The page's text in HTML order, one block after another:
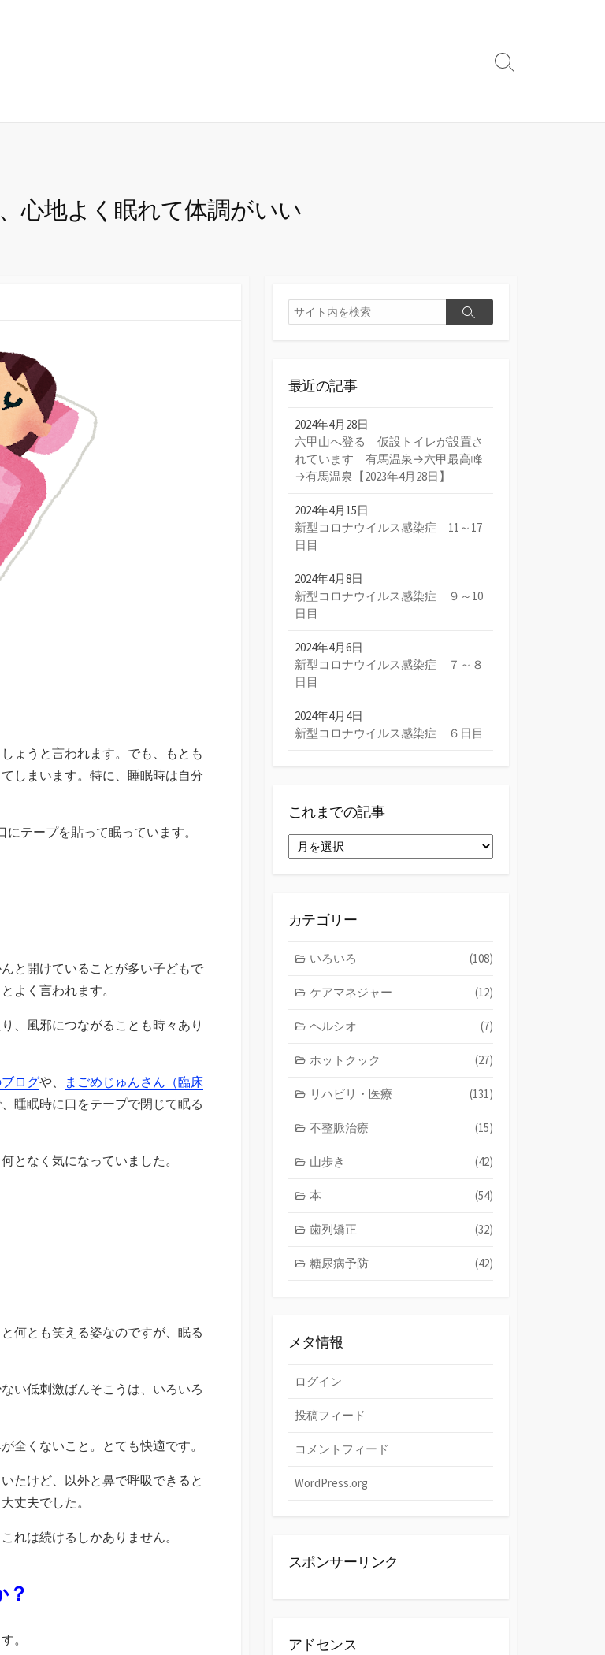
検
心地よく眠れて体調がいい
ょうと言われます。でも、もとも
しまいます。特に、睡眠時は自分
テープを貼って眠っています。
と開けていることが多い子どもで
よく言われます。
、風邪につながることも時々あり
ログや、
まごめじゅんさん（臨床
睡眠時に口をテープで閉じて眠る
となく気になっていました。
何とも笑える姿なのですが、眠る
い低刺激ばんそこうは、いろいろ
全くないこと。とても快適です。
たけど、以外と鼻で呼吸できると
丈夫でした。
れは続けるしかありません。
？
。
検
索
検
最近の記事
2024年4月28日
六甲山へ登る 仮設トイレが設置さ
れています 有馬温泉→六甲最高峰
→有馬温泉【2023年4月28日】
2024年4月15日
新型コロナウイルス感染症 11～17
日目
2024年4月8日
新型コロナウイルス感染症 ９～10
日目
2024年4月6日
新型コロナウイルス感染症 ７～８
日目
2024年4月4日
新型コロナウイルス感染症 ６日目
これまでの記事
れ
記
カテゴリー
いろいろ (108)
ケアマネジャー (12)
ヘルシオ (7)
ホットクック (27)
リハビリ・医療 (131)
不整脈治療 (15)
山歩き (42)
本 (54)
歯列矯正 (32)
糖尿病予防 (42)
メタ情報
ログイン
投稿フィード
コメントフィード
WordPress.org
スポンサーリンク
アドセンス